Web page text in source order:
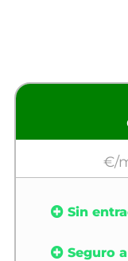
€/
Sin
Seguro